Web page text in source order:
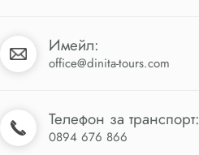
Имейл:
office@dinita-tours.com
Телефон за транспорт:
0894 676 866